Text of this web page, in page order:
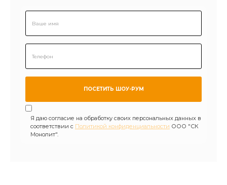
Я даю согласие на обработку своих персональных данных в
соответствии с Политикой конфиденциальности ООО "СК
Монолит".